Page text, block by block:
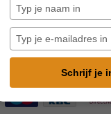
Schrijf je